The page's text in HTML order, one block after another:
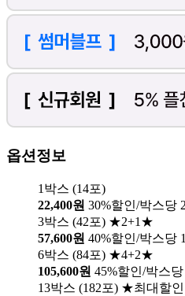
옵션정보
1박스 (14포)
22,400원 30%할인/박스당
3박스 (42포) ★2+1★
57,600원 40%할인/박스당
6박스 (84포) ★4+2★
105,600원 45%할인/박스당
13박스 (182포) ★최대할